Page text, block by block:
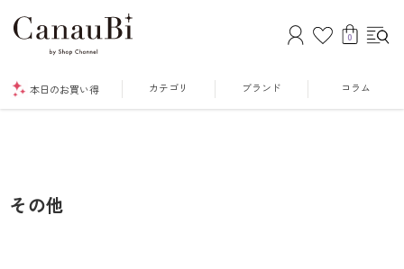
0
本日のお買い得 カテゴリ ブランド コラム
その他